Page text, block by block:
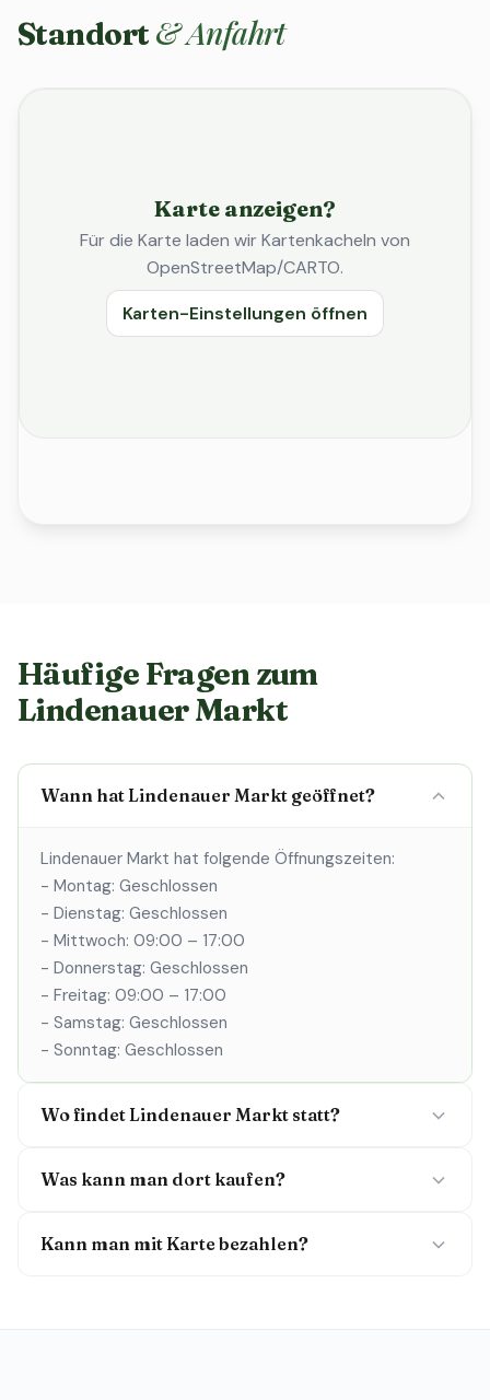
Standort & Anfahrt
Karte anzeigen?
Für die Karte laden wir Kartenkacheln von
OpenStreetMap/CARTO.
Karten-Einstellungen öffnen
Häufige Fragen zum
Lindenauer Markt
Wann hat Lindenauer Markt geöffnet?
Lindenauer Markt hat folgende Öffnungszeiten:
- Montag: Geschlossen
- Dienstag: Geschlossen
- Mittwoch: 09:00 – 17:00
- Donnerstag: Geschlossen
- Freitag: 09:00 – 17:00
- Samstag: Geschlossen
- Sonntag: Geschlossen
Wo findet Lindenauer Markt statt?
Was kann man dort kaufen?
Kann man mit Karte bezahlen?